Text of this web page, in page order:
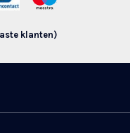
klanten)